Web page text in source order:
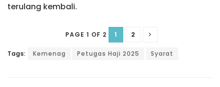
terulang kembali.
PAGE 1 OF 2 1 2
Tags: Kemenag Petugas Haji 2025 Syarat